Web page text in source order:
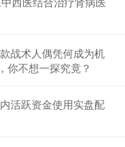
战术人偶凭何成为机
你不想一探究竟？
活跃资金使用实盘配